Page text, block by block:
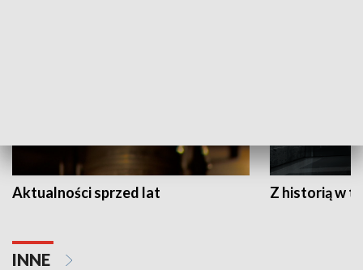
Aktualności sprzed lat Z historią w
INNE